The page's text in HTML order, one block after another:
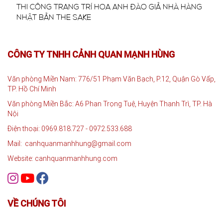
THI CÔNG TRANG TRÍ HOA ANH ĐÀO GIẢ NHÀ HÀNG
NHẬT BẢN THE SAKE
CÔNG TY TNHH CẢNH QUAN MẠNH HÙNG
Văn phòng Miền Nam: 776/51 Phạm Văn Bạch, P.12, Quận Gò Vấp,
TP. Hồ Chí Minh
Văn phòng Miền Bắc: A6 Phan Trọng Tuệ, Huyện Thanh Trì, TP. Hà
Nội
Điện thoại: 0969.818.727 - 0972.533.688
Mail: canhquanmanhhung@gmail.com
Website: canhquanmanhhung.com
VỀ CHÚNG TÔI